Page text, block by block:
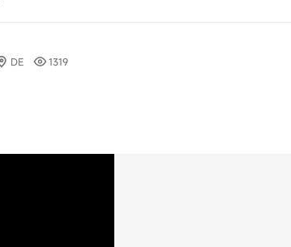
DE 1319